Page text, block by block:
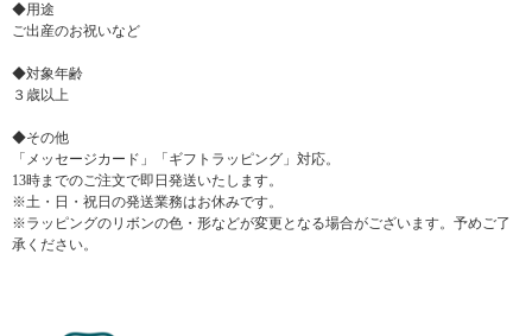
◆用途
ご出産のお祝いなど
◆対象年齢
３歳以上
◆その他
「メッセージカード」「ギフトラッピング」対応。
13時までのご注文で即日発送いたします。
※土・日・祝日の発送業務はお休みです。
※ラッピングのリボンの色・形などが変更となる場合がございます。予めご了
承ください。